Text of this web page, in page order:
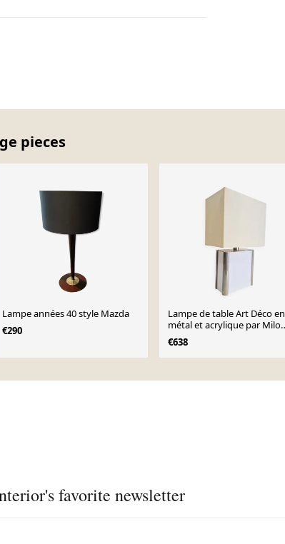
pieces
Lampe années 40 style Mazda
€290
Lampe de table Art Déco en
métal et acrylique par Milo
Baughman, années 1960.
€638
favorite newsletter